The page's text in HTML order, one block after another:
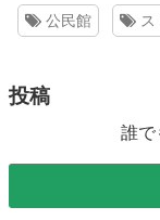
公民館 ス
投稿
誰で